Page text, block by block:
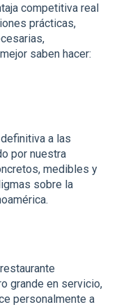
competitiva real
prácticas,
saben hacer:
a las
por nuestra
medibles y
sobre la
grande en servicio,
personalmente a